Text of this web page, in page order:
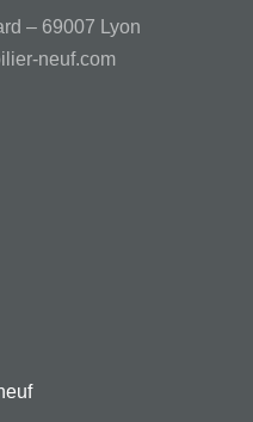
– 69007 Lyon
neuf.com